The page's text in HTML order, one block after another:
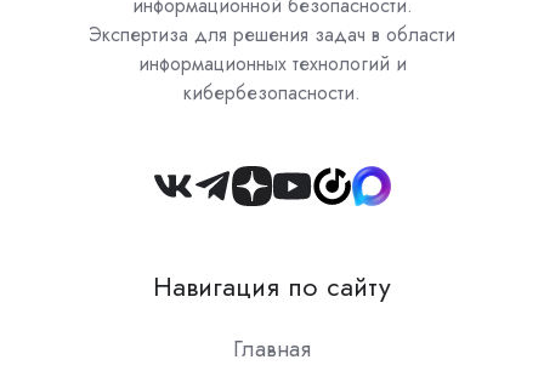
Экспертиза для решения задач в области
информационных технологий и
кибербезопасности.
Join
Slack
Навигация по сайту
Главная